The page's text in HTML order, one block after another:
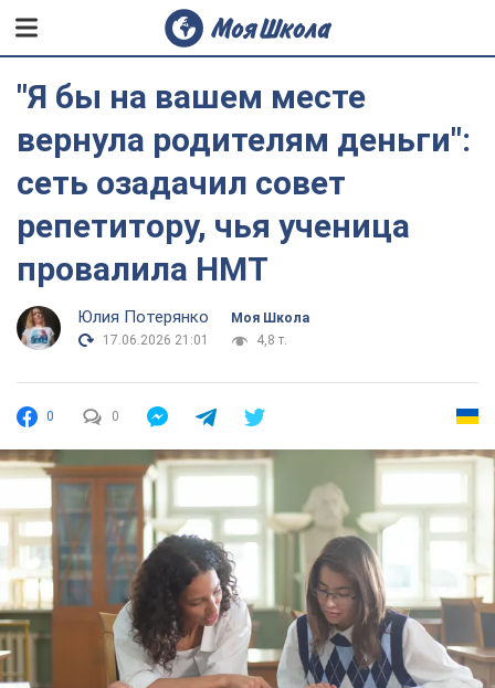
"Я бы на вашем месте
вернула родителям деньги":
сеть озадачил совет
репетитору, чья ученица
провалила НМТ
Юлия Потерянко
Моя Школа
17.06.2026 21:01
4,8 т.
0 0